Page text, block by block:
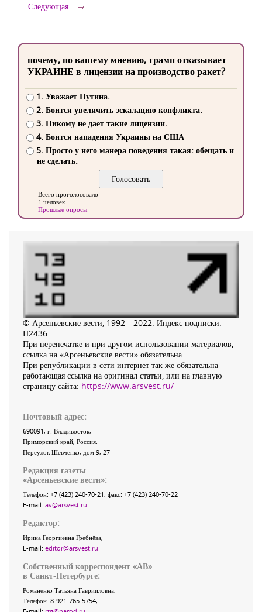
Следующая
почему, по вашему мнению, трамп отказывает
УКРАИНЕ в лицензии на производство ракет?
1. Уважает Путина.
2. Боится увеличить эскалацию конфликта.
3. Никому не дает такие лицензии.
4. Боится нападения Украины на США
5. Просто у него манера поведения такая: обещать и
не сделать.
Всего проголосовало
1 человек
Прошлые опросы
© Арсеньевские вести, 1992—2022. Индекс подписки:
П2436
При перепечатке и при другом использовании материалов,
ссылка на «Арсеньевские вести» обязательна.
При републикации в сети интернет так же обязательна
работающая ссылка на оригинал статьи, или на главную
страницу сайта: https://www.arsvest.ru/
Почтовый адрес:
690091, г. Владивосток,
Приморский край, Россия
Переулок Шевченко, дом 9, 27
Редакция газеты
«Арсеньевские вести»:
Телефон: +7 (423) 240-70-21, факс: +7 (423) 240-70-22
E-mail: av@arsvest.ru
Редактор:
Ирина Георгиевна Гребнёва,
E-mail: editor@arsvest.ru
Собственный корреспондент «АВ»
в Санкт-Петербурге:
Романенко Татьяна Гаврииловна,
Телефон: 8-921-765-5754,